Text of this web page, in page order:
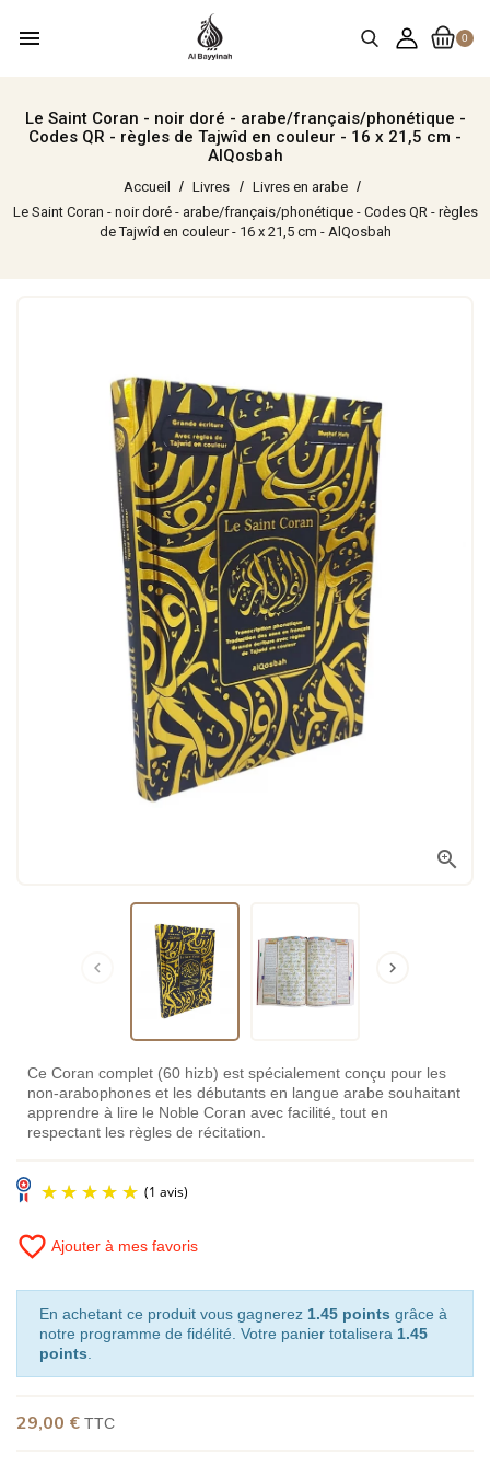
0
menu
Le Saint Coran - noir doré - arabe/français/phonétique -
Codes QR - règles de Tajwîd en couleur - 16 x 21,5 cm -
AlQosbah
Accueil Livres
Livres en arabe
Le Saint Coran - noir doré - arabe/français/phonétique - Codes QR - règles
de Tajwîd en couleur - 16 x 21,5 cm - AlQosbah

 
Ce Coran complet (60 hizb) est spécialement conçu pour les
non-arabophones et les débutants en langue arabe souhaitant
apprendre à lire le Noble Coran avec facilité, tout en
respectant les règles de récitation.
favorite_border Ajouter à mes favoris
En achetant ce produit vous gagnerez 1.45 points grâce à
notre programme de fidélité. Votre panier totalisera 1.45
points
29,00 € TTC